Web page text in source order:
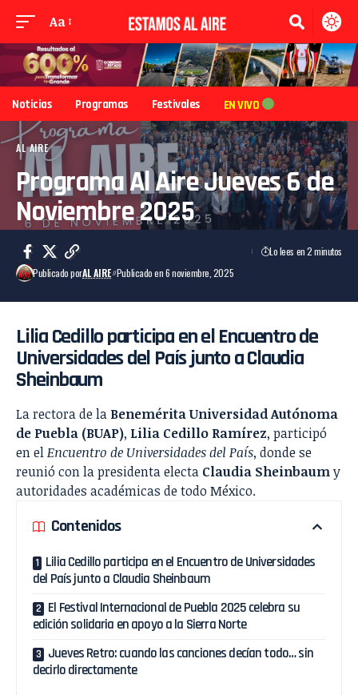
Aa
Noticias Programas Festivales EN VIVO
AL AIRE
Programa Al Aire Jueves 6 de
Noviembre 2025
Publicado porAL AIRE Publicado en 6 noviembre, 2025
Lo lees en 2 minutos
Lilia Cedillo participa en el Encuentro de
Universidades del País junto a Claudia
Sheinbaum
La rectora de la Benemérita Universidad Autónoma
de Puebla (BUAP), Lilia Cedillo Ramírez, participó
en elEncuentro de Universidades del País, donde se
reunió con la presidenta electa Claudia Sheinbaumy
autoridades académicas de todo México.
Contenidos
Lilia Cedillo participa en el Encuentro de Universidades
del País junto a Claudia Sheinbaum
El Festival Internacional de Puebla 2025 celebra su
edición solidaria en apoyo a la Sierra Norte
Jueves Retro: cuando las canciones decían todo… sin
decirlo directamente